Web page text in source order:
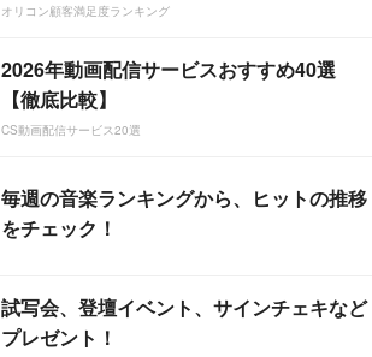
オリコン顧客満足度ランキング
2026年動画配信サービスおすすめ40選
【徹底比較】
CS動画配信サービス20選
毎週の音楽ランキングから、ヒットの推移
をチェック！
試写会、登壇イベント、サインチェキなど
プレゼント！